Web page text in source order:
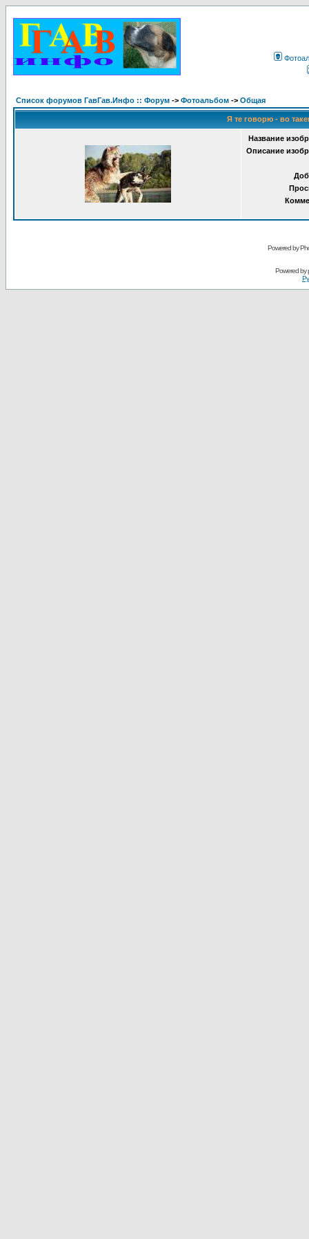
Список форумов ГавГав.Инфо :: Форум -> Фотоальбом -> Общая
Я те говорю - во
Название
Описание
Powered by
Powered by